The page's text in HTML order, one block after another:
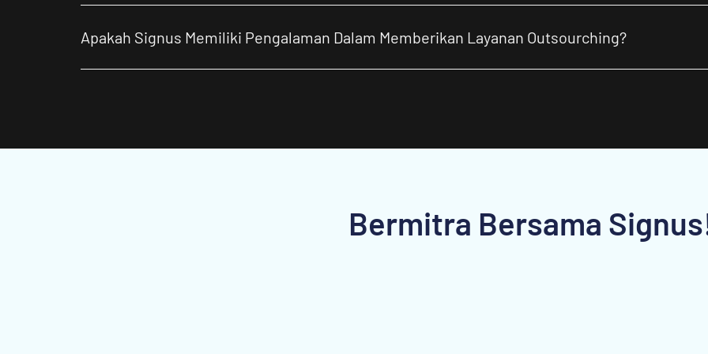
Apakah Signus Memiliki Pengalaman Dalam Memberikan Layanan Outsourching?
Bermitra Bersama